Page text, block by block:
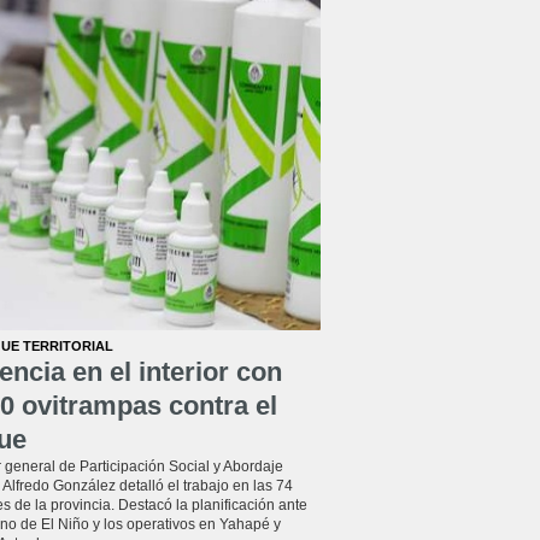
TERRITORIAL
en el interior con
ovitrampas contra el
general de Participación Social y Abordaje
Alfredo González detalló el trabajo en las 74
de la provincia. Destacó la planificación ante
de El Niño y los operativos en Yahapé y